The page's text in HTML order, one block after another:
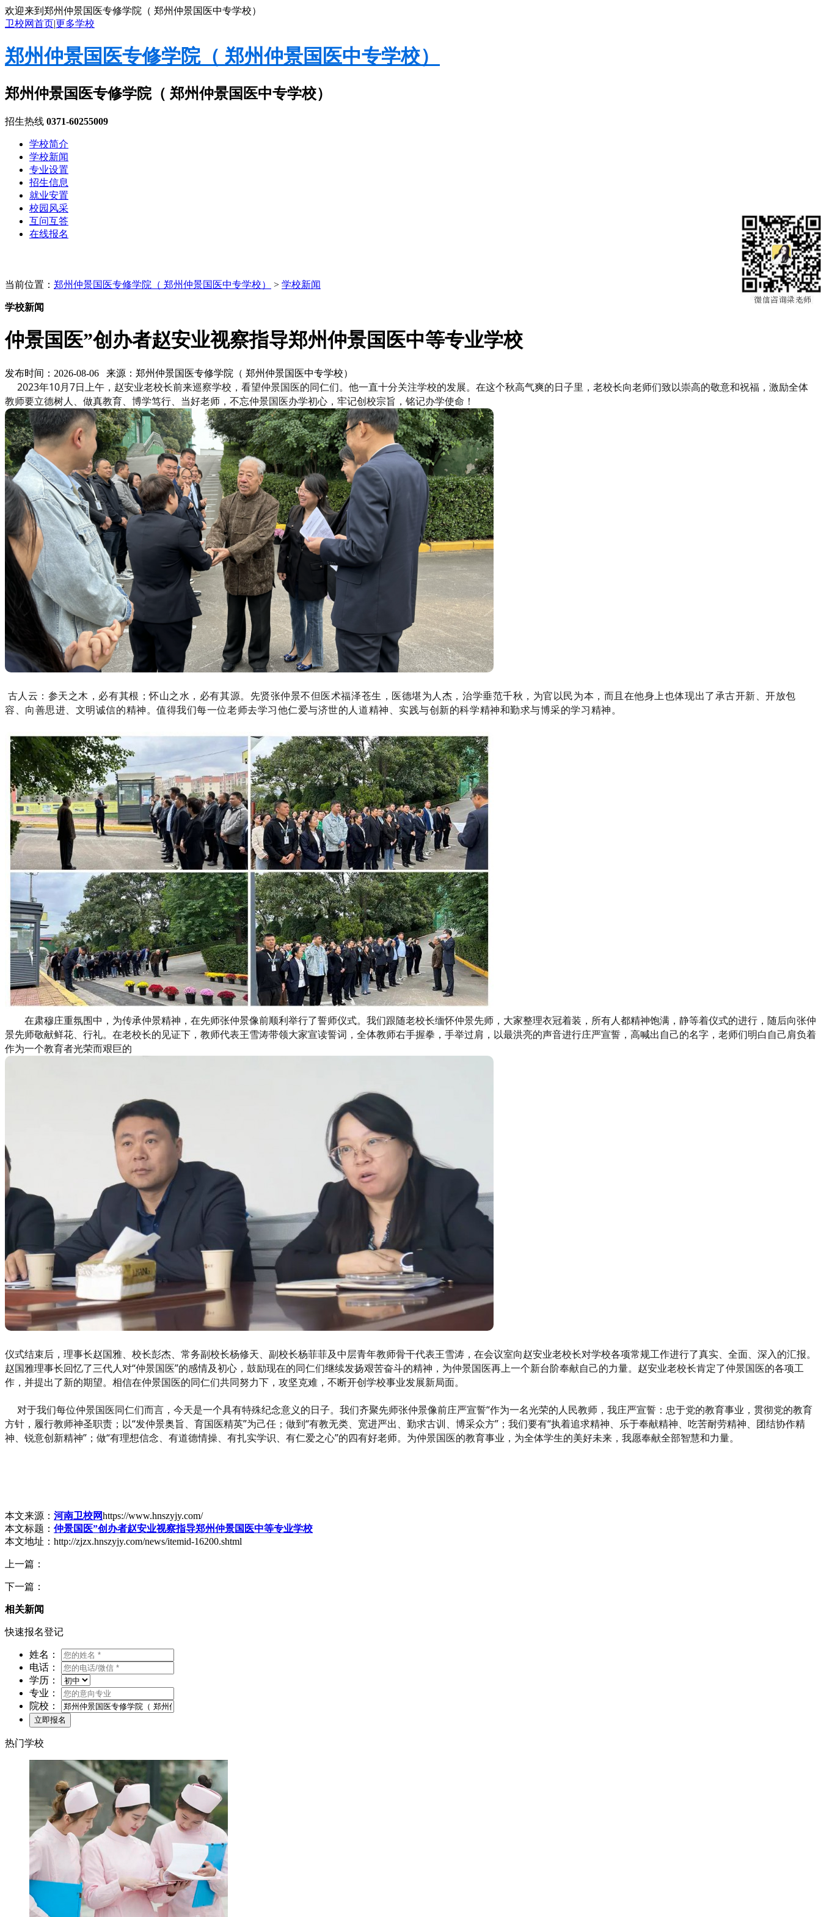
欢迎来到郑州仲景国医专修学院（ 郑州仲景国医中专学校）
卫校网首页|更多学校
郑州仲景国医专修学院（ 郑州仲景国医中专学校）
郑州仲景国医专修学院（ 郑州仲景国医中专学校）
招生热线 0371-60255009
学校简介
学校新闻
专业设置
招生信息
就业安置
校园风采
互问互答
在线报名
当前位置： 郑州仲景国医专修学院（ 郑州仲景国医中专学校） > 学校新闻
学校新闻
仲景国医”创办者赵安业视察指导郑州仲景国医中等专业学校
发布时间：2026-08-06 来源：郑州仲景国医专修学院（ 郑州仲景国医中专学校）
2023年10月7日上午，赵安业老校长前来巡察学校，看望仲景国医的同仁们。他一直十分关注学校的发展。在这个秋高气爽的日子里，老校长向老师们致以崇高的敬意和祝福，激励全体
教师要立德树人、做真教育、博学笃行、当好老师，不忘仲景国医办学初心，牢记创校宗旨，铭记办学使命！
古人云：参天之木，必有其根；怀山之水，必有其源。先贤张仲景不但医术福泽苍生，医德堪为人杰，治学垂范千秋，为官以民为本，而且在他身上也体现出了承古开新、开放包
容、向善思进、文明诚信的精神。值得我们每一位老师去学习他仁爱与济世的人道精神、实践与创新的科学精神和勤求与博采的学习精神。
在肃穆庄重氛围中，为传承仲景精神，在先师张仲景像前顺利举行了誓师仪式。我们跟随老校长缅怀仲景先师，大家整理衣冠着装，所有人都精神饱满，静等着仪式的进行，随后向张仲
景先师敬献鲜花、行礼。在老校长的见证下，教师代表王雪涛带领大家宣读誓词，全体教师右手握拳，手举过肩，以最洪亮的声音进行庄严宣誓，高喊出自己的名字，老师们明白自己肩负着
作为一个教育者光荣而艰巨的
仪式结束后，理事长赵国雅、校长彭杰、常务副校长杨修天、副校长杨菲菲及中层青年教师骨干代表王雪涛，在会议室向赵安业老校长对学校各项常规工作进行了真实、全面、深入的汇报。
赵国雅理事长回忆了三代人对“仲景国医”的感情及初心，鼓励现在的同仁们继续发扬艰苦奋斗的精神，为仲景国医再上一个新台阶奉献自己的力量。赵安业老校长肯定了仲景国医的各项工
作，并提出了新的期望。相信在仲景国医的同仁们共同努力下，攻坚克难，不断开创学校事业发展新局面。
对于我们每位仲景国医同仁们而言，今天是一个具有特殊纪念意义的日子。我们齐聚先师张仲景像前庄严宣誓“作为一名光荣的人民教师，我庄严宣誓：忠于党的教育事业，贯彻党的教育
方针，履行教师神圣职责；以“发仲景奥旨、育国医精英”为己任；做到“有教无类、宽进严出、勤求古训、博采众方”；我们要有“执着追求精神、乐于奉献精神、吃苦耐劳精神、团结协作精
神、锐意创新精神”；做“有理想信念、有道德情操、有扎实学识、有仁爱之心”的四有好老师。为仲景国医的教育事业，为全体学生的美好未来，我愿奉献全部智慧和力量。
本文来源： 河南卫校网https://www.hnszyjy.com/
本文标题： 仲景国医”创办者赵安业视察指导郑州仲景国医中等专业学校
本文地址：http://zjzx.hnszyjy.com/news/itemid-16200.shtml
上一篇：
下一篇：
相关新闻
快速报名登记
姓名：
电话：
学历：
专业：
院校：
热门学校